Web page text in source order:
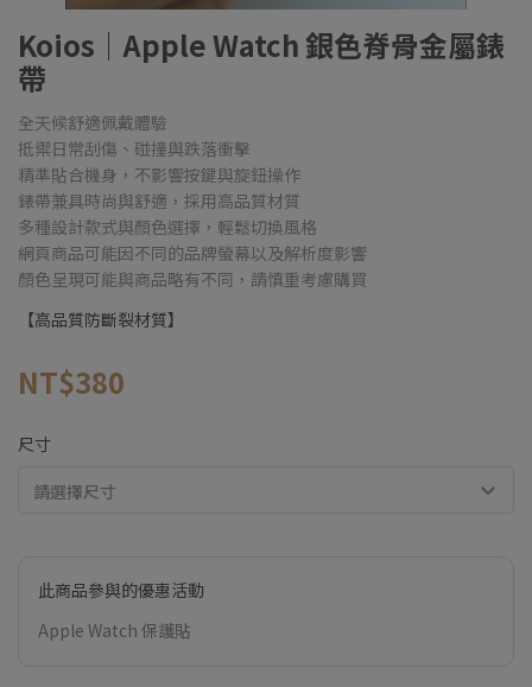
Koios｜Apple Watch 銀色脊骨金屬錶
帶
全天候舒適佩戴體驗
抵禦日常刮傷、碰撞與跌落衝擊
精準貼合機身，不影響按鍵與旋鈕操作
錶帶兼具時尚與舒適，採用高品質材質
多種設計款式與顏色選擇，輕鬆切換風格
網頁商品可能因不同的品牌螢幕以及解析度影響
顏色呈現可能與商品略有不同，請慎重考慮購買
【高品質防斷裂材質】
NT$380
尺寸
請選擇尺寸
此商品參與的優惠活動
Apple Watch 保護貼